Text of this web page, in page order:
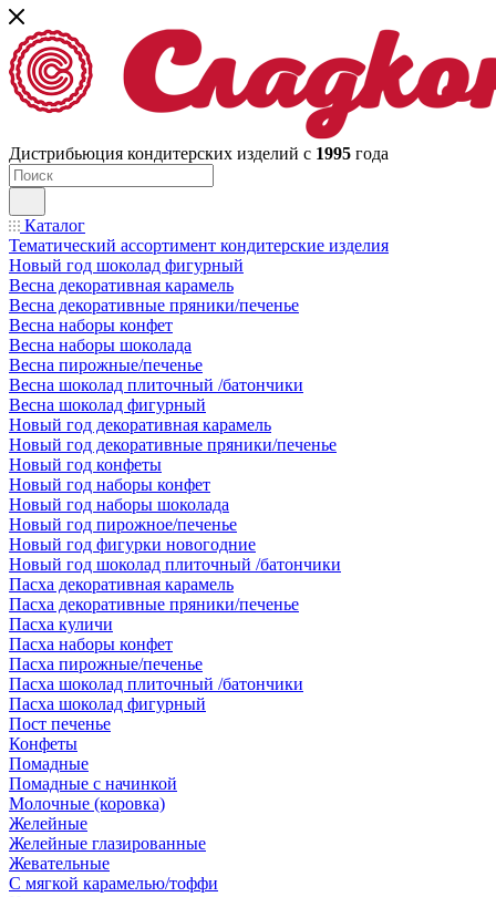
Дистрибьюция кондитерских изделий с 1995 года
Каталог
Тематический ассортимент кондитерские изделия
Новый год шоколад фигурный
Весна декоративная карамель
Весна декоративные пряники/печенье
Весна наборы конфет
Весна наборы шоколада
Весна пирожные/печенье
Весна шоколад плиточный /батончики
Весна шоколад фигурный
Новый год декоративная карамель
Новый год декоративные пряники/печенье
Новый год конфеты
Новый год наборы конфет
Новый год наборы шоколада
Новый год пирожное/печенье
Новый год фигурки новогодние
Новый год шоколад плиточный /батончики
Пасха декоративная карамель
Пасха декоративные пряники/печенье
Пасха куличи
Пасха наборы конфет
Пасха пирожные/печенье
Пасха шоколад плиточный /батончики
Пасха шоколад фигурный
Пост печенье
Конфеты
Помадные
Помадные с начинкой
Молочные (коровка)
Желейные
Желейные глазированные
Жевательные
С мягкой карамелью/тоффи